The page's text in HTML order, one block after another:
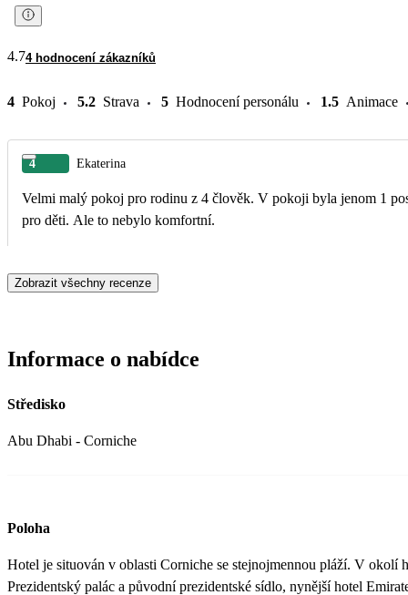
4.74 hodnocení zákazníků
4 Pokoj 5.2 Strava 5 Hodnocení personálu 1.5 Animace
4 Ekaterina
Velmi malý pokoj pro rodinu z 4 člověk. V pokoji byla jenom 1
pro děti. Ale to nebylo komfortní.
Zobrazit všechny recenze
Informace o nabídce
Středisko
Abu Dhabi - Corniche
Poloha
Hotel je situován v oblasti Corniche se stejnojmennou pláží. V okolí
Prezidentský palác a původní prezidentské sídlo, nynější hotel